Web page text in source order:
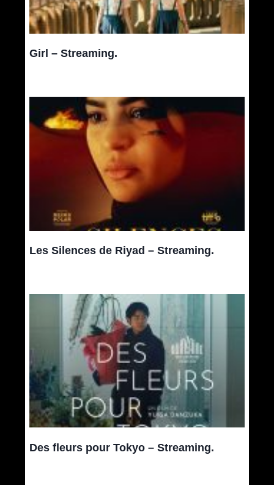
Girl – Streaming.
Les Silences de Riyad – Streaming.
Des fleurs pour Tokyo – Streaming.